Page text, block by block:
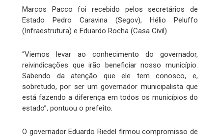
Marcos Pacco foi recebido pelos secretários de
Estado Pedro Caravina (Segov), Hélio Peluffo
(Infraestrutura) e Eduardo Rocha (Casa Civil).
“Viemos levar ao conhecimento do governador,
reivindicações que irão beneficiar nosso município.
Sabendo da atenção que ele tem conosco, e,
sobretudo, por ser um governador municipalista que
está fazendo a diferença em todos os municípios do
estado”, pontuou o prefeito.
O governador Eduardo Riedel firmou compromisso de